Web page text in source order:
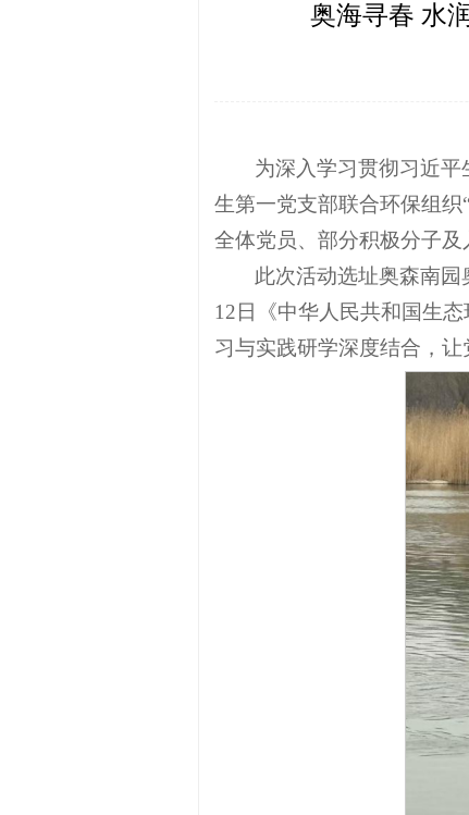
奥海寻春 水
为深入学习贯彻习近
生第一党支部联合环保组
全体党员、部分积极分子及
此次活动选址奥森南园
12日《中华人民共和国生
习与实践研学深度结合，